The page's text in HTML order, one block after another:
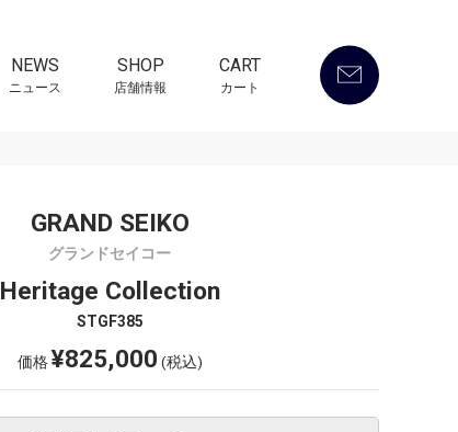
NEWS
ニュース
SHOP
店舗情報
CART
カート
GRAND SEIKO
グランドセイコー
Heritage Collection
STGF385
価格¥825,000 (税込)